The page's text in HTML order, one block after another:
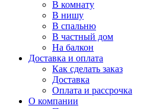
В комнату
В нишу
В спальню
В частный дом
На балкон
Доставка и оплата
Как сделать заказ
Доставка
Оплата и рассрочка
О компании